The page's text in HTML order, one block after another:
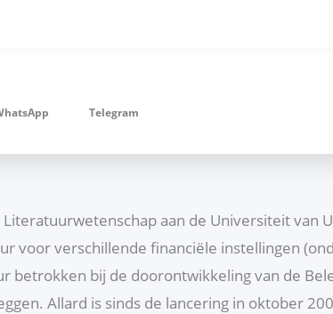
Telegram
aan de Universiteit van
voor verschillende financiële instellingen
betrokken bij de doorontwikkeling van de
Allard is sinds de lancering in oktober